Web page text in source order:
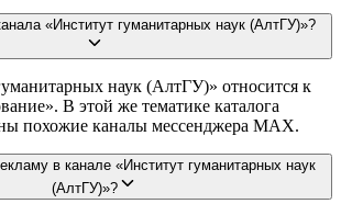
«Институт гуманитарных наук (АлтГУ)»?
наук (АлтГУ)» относится к
В этой же тематике каталога
похожие каналы мессенджера MAX.
в канале «Институт гуманитарных наук
(АлтГУ)»?